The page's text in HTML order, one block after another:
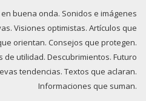
buena onda. Sonidos e imágenes
Visiones optimistas. Artículos que
orientan. Consejos que protegen.
de utilidad. Descubrimientos. Futuro
tendencias. Textos que aclaran.
Informaciones que suman.